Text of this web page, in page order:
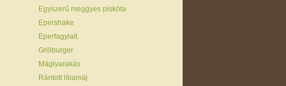
Egyszerű meggyes piskóta
Epershake
Eperfagylalt
Grillburger
Máglyarakás
Rántott libamáj